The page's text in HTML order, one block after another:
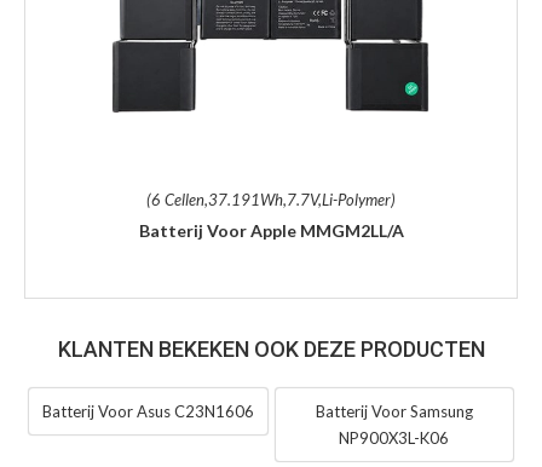
(6 Cellen,37.191Wh,7.7V,Li-Polymer)
Batterij Voor Apple MMGM2LL/A
KLANTEN BEKEKEN OOK DEZE PRODUCTEN
Batterij Voor Asus C23N1606
Batterij Voor Samsung
NP900X3L-K06